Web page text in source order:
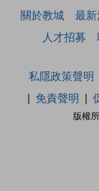
關於教城 最
人才招募
版權
私隱政策聲明
免責聲明